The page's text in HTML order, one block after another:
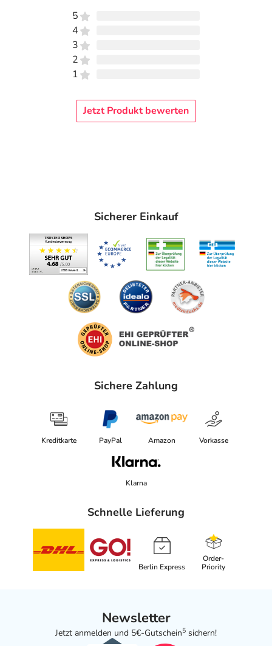
5
4
3
2
1
Jetzt Produkt bewerten
Sicherer Einkauf
Sichere Zahlung
Kreditkarte PayPal Amazon Vorkasse
Klarna
Schnelle Lieferung
Berlin Express
Order-
Priority
Newsletter
Jetzt anmelden und 5€-Gutschein5 sichern!